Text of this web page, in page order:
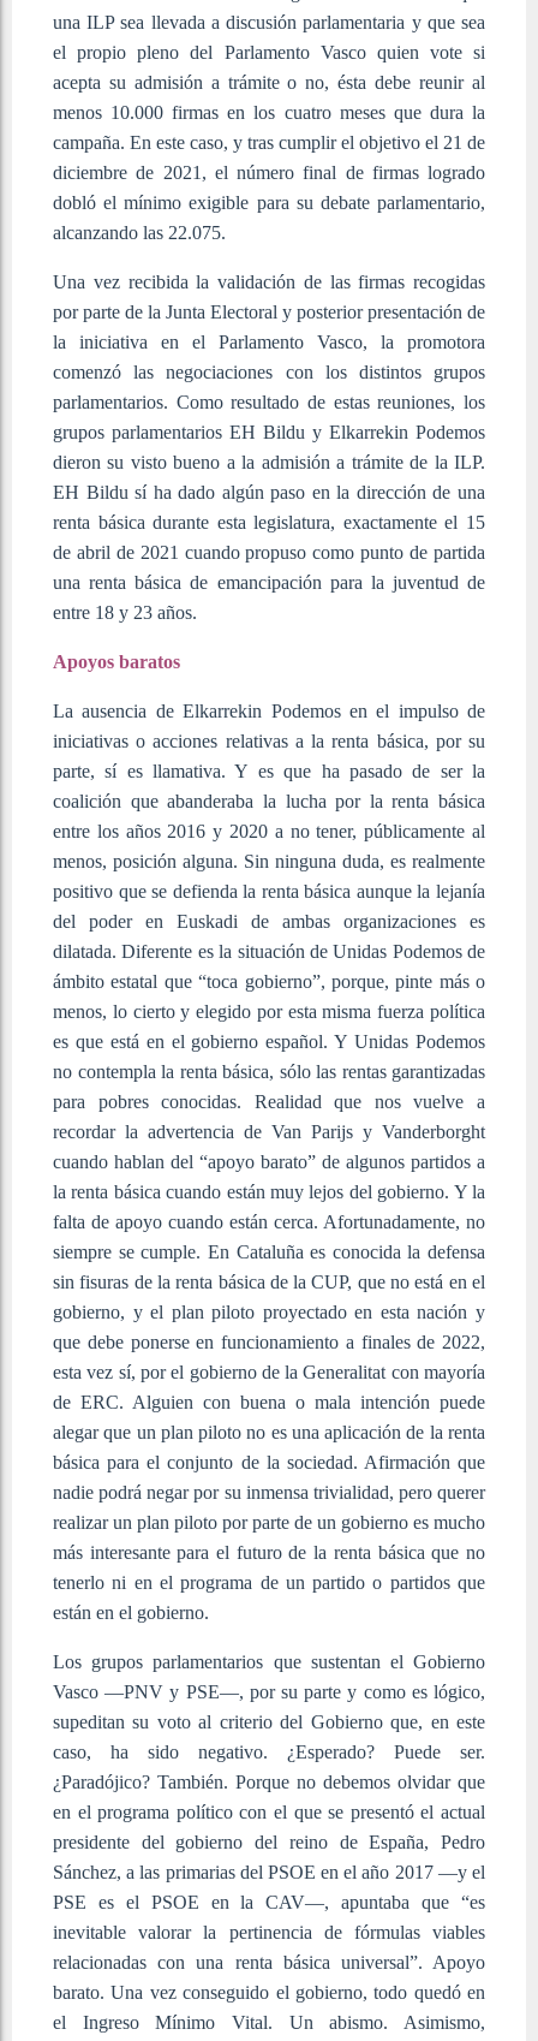
una ILP sea llevada a discusión parlamentaria y que sea
el propio pleno del Parlamento Vasco quien vote si
acepta su admisión a trámite o no, ésta debe reunir al
menos 10.000 firmas en los cuatro meses que dura la
campaña. En este caso, y tras cumplir el objetivo el 21 de
diciembre de 2021, el número final de firmas logrado
dobló el mínimo exigible para su debate parlamentario,
alcanzando las 22.075.
Una vez recibida la validación de las firmas recogidas
por parte de la Junta Electoral y posterior presentación de
la iniciativa en el Parlamento Vasco, la promotora
comenzó las negociaciones con los distintos grupos
parlamentarios. Como resultado de estas reuniones, los
grupos parlamentarios EH Bildu y Elkarrekin Podemos
dieron su visto bueno a la admisión a trámite de la ILP.
EH Bildu sí ha dado algún paso en la dirección de una
renta básica durante esta legislatura, exactamente el 15
de abril de 2021 cuando propuso como punto de partida
una renta básica de emancipación para la juventud de
entre 18 y 23 años.
Apoyos baratos
La ausencia de Elkarrekin Podemos en el impulso de
iniciativas o acciones relativas a la renta básica, por su
parte, sí es llamativa. Y es que ha pasado de ser la
coalición que abanderaba la lucha por la renta básica
entre los años 2016 y 2020 a no tener, públicamente al
menos, posición alguna. Sin ninguna duda, es realmente
positivo que se defienda la renta básica aunque la lejanía
del poder en Euskadi de ambas organizaciones es
dilatada. Diferente es la situación de Unidas Podemos de
ámbito estatal que “toca gobierno”, porque, pinte más o
menos, lo cierto y elegido por esta misma fuerza política
es que está en el gobierno español. Y Unidas Podemos
no contempla la renta básica, sólo las rentas garantizadas
para pobres conocidas. Realidad que nos vuelve a
recordar la advertencia de Van Parijs y Vanderborght
cuando hablan del “apoyo barato” de algunos partidos a
la renta básica cuando están muy lejos del gobierno. Y la
falta de apoyo cuando están cerca. Afortunadamente, no
siempre se cumple. En Cataluña es conocida la defensa
sin fisuras de la renta básica de la CUP, que no está en el
gobierno, y el plan piloto proyectado en esta nación y
que debe ponerse en funcionamiento a finales de 2022,
esta vez sí, por el gobierno de la Generalitat con mayoría
de ERC. Alguien con buena o mala intención puede
alegar que un plan piloto no es una aplicación de la renta
básica para el conjunto de la sociedad. Afirmación que
nadie podrá negar por su inmensa trivialidad, pero querer
realizar un plan piloto por parte de un gobierno es mucho
más interesante para el futuro de la renta básica que no
tenerlo ni en el programa de un partido o partidos que
están en el gobierno.
Los grupos parlamentarios que sustentan el Gobierno
Vasco —PNV y PSE—, por su parte y como es lógico,
supeditan su voto al criterio del Gobierno que, en este
caso, ha sido negativo. ¿Esperado? Puede ser.
¿Paradójico? También. Porque no debemos olvidar que
en el programa político con el que se presentó el actual
presidente del gobierno del reino de España, Pedro
Sánchez, a las primarias del PSOE en el año 2017 —y el
PSE es el PSOE en la CAV—, apuntaba que “es
inevitable valorar la pertinencia de fórmulas viables
relacionadas con una renta básica universal”. Apoyo
barato. Una vez conseguido el gobierno, todo quedó en
el Ingreso Mínimo Vital. Un abismo. Asimismo,